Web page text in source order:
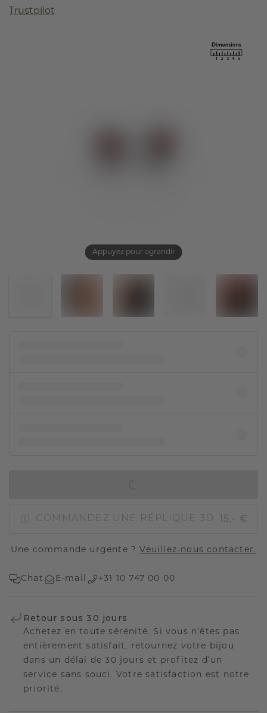
Appuyez pour agrandir
Trustpilot
COMMANDEZ UNE RÉPLIQUE 3D 15,- €
Une commande urgente ?Veuillez-nous contacter.
Chat E-mail +31 10 747 00 00
Retour sous 30 jours
Achetez en toute sérénité. Si vous n’êtes pas
entièrement satisfait, retournez votre bijou
dans un délai de 30 jours et profitez d’un
service sans souci. Votre satisfaction est notre
priorité.